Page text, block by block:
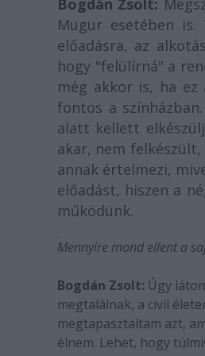
Bogdán Zsolt:
Mugur esetében is.
előadásra, az
hogy "felülírná" a
még akkor is, ha ez
fontos a
alatt kellett
akar, nem
annak értelmezi,
előadást, hiszen a
működünk.
Mennyire mond ellent a
Bogdán Zsolt: Úgy
megtalálnak, a civil
megtapasztaltam azt,
élnem. Lehet, hogy